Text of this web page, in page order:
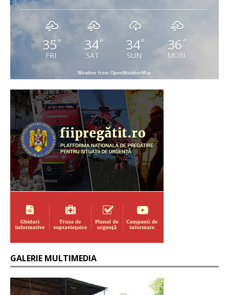
35°
FRI
34°
SAT
34°
SUN
36 °
MON
Weather from OpenWeatherMap
GALERIE MULTIMEDIA